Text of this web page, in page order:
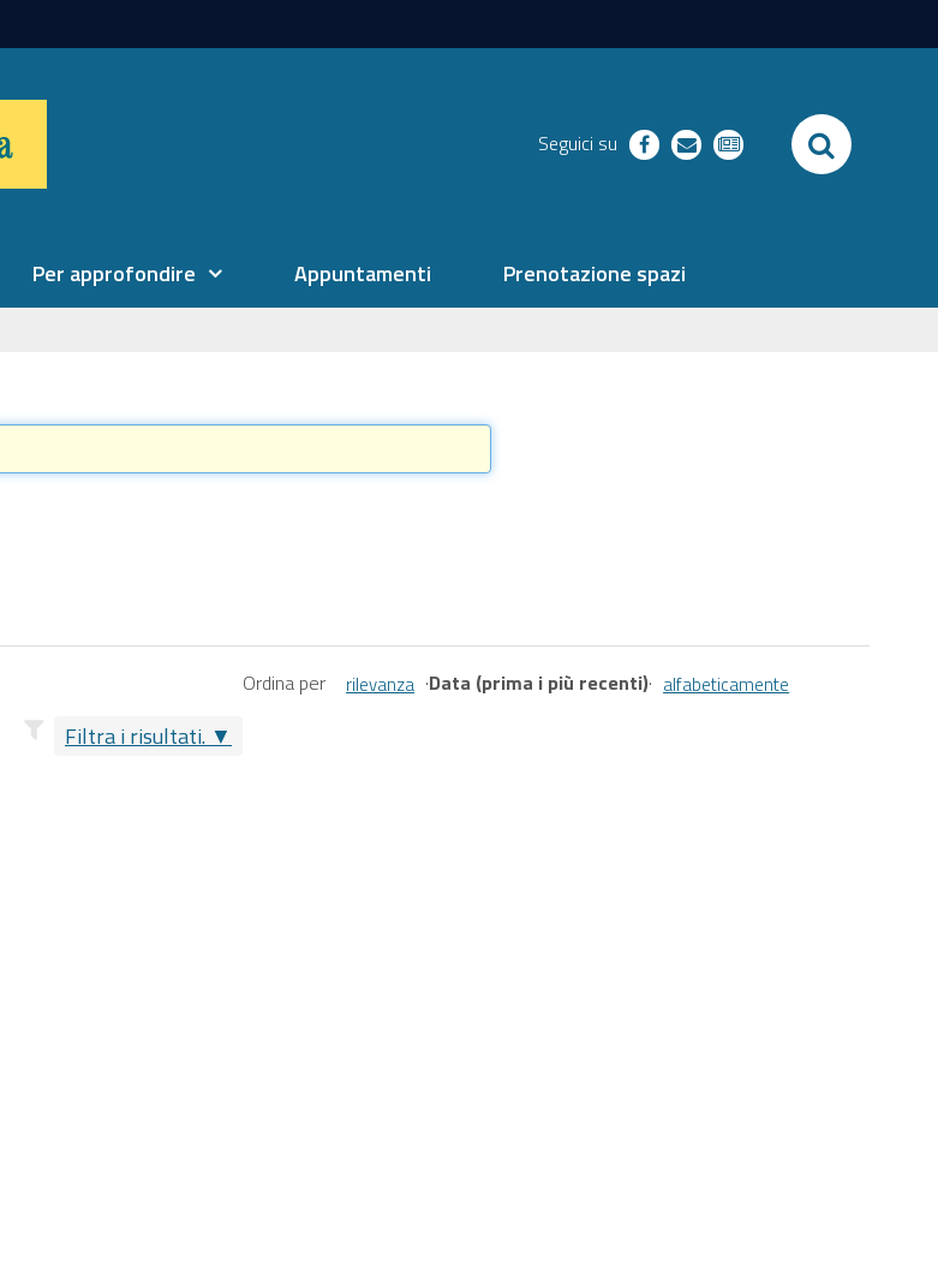
Seguici su facebookrichiestenewsletter SEARCH
Per approfondire Appuntamenti Prenotazione spazi
Filtra i risultati.
Ordina per rilevanza ·Data (prima i più recenti)· alfabeticamente